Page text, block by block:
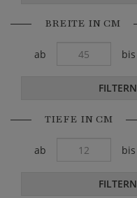
BREITE IN CM
ab bis
FILTERN
TIEFE IN CM
ab bis
FILTERN